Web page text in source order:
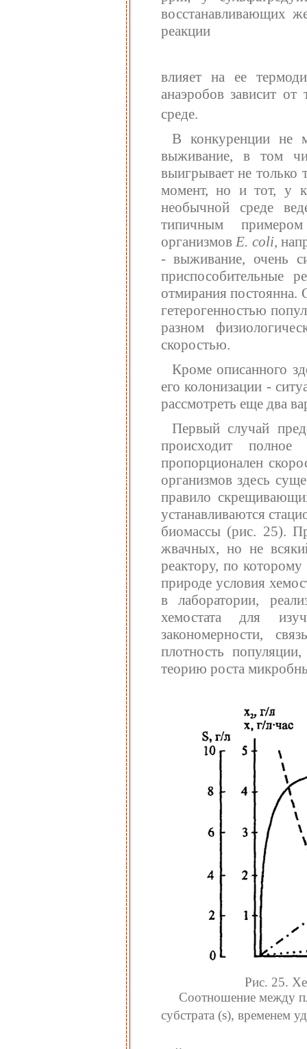
восстанавливающих
реакции
влияет на ее
анаэробов зависит
среде.
В конкуренции не
выживание, в том
выигрывает не только
момент, но и тот, у
необычной среде
типичным
организмовЕ. coli,
- выживание, очень
приспособительные
отмирания постоянна.
гетерогенностью
разном
скоростью.
Кроме описанного
его колонизации -
рассмотреть еще два
Первый случай
происходит
пропорционален
организмов здесь
правило
устанавливаются
биомассы (рис. 25).
жвачных, но не
реактору, по
природе условия
в лаборатории,
хемостата для
закономерности,
плотность
теорию роста
Рис. 25.
Соотношение между
субстрата (s), временем